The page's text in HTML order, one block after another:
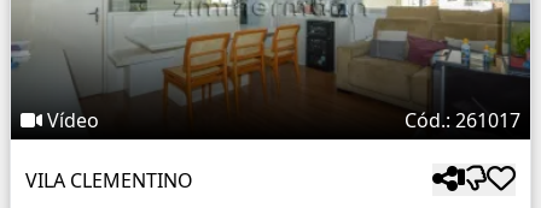
Vídeo Cód.: 261017
VILA CLEMENTINO